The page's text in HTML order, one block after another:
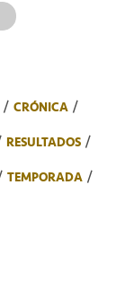
CRÓNICA
RESULTADOS
TEMPORADA